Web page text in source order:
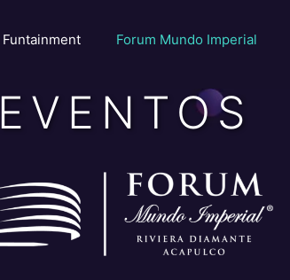
Funtainment Forum Mundo Imperial
EVENTOS